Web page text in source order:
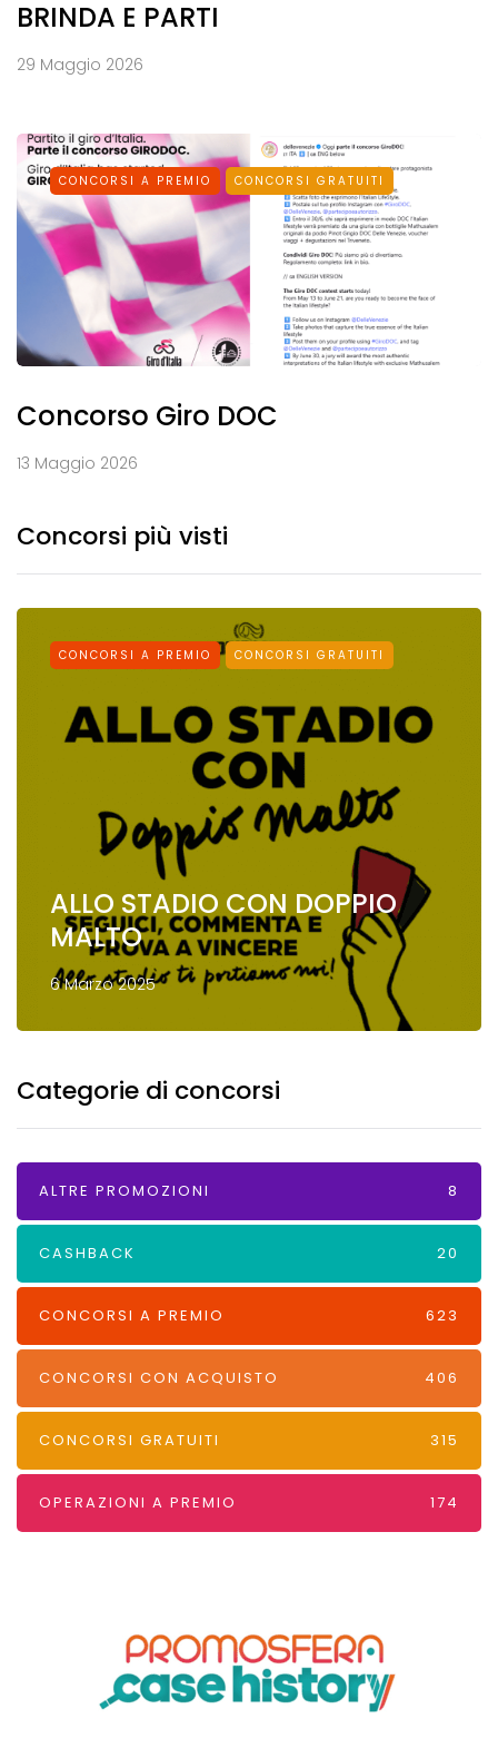
BRINDA E PARTI
29 Maggio 2026
CONCORSI A PREMIO CONCORSI GRATUITI
Concorso Giro DOC
13 Maggio 2026
Concorsi più visti
CONCORSI A PREMIO CONCORSI GRATUITI
ALLO STADIO CON DOPPIO
MALTO
6 Marzo 2025
Categorie di concorsi
ALTRE PROMOZIONI 8
CASHBACK 20
CONCORSI A PREMIO 623
CONCORSI CON ACQUISTO 406
CONCORSI GRATUITI 315
OPERAZIONI A PREMIO 174